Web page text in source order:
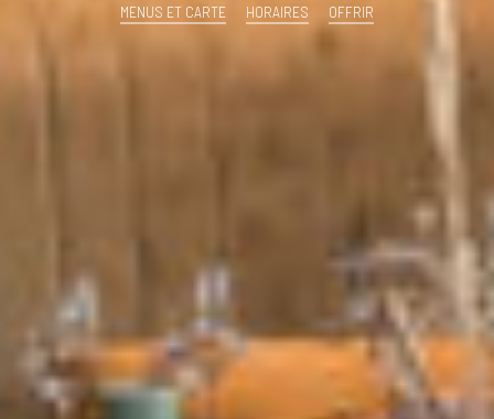
MENUS ET CARTE HORAIRES OFFRIR